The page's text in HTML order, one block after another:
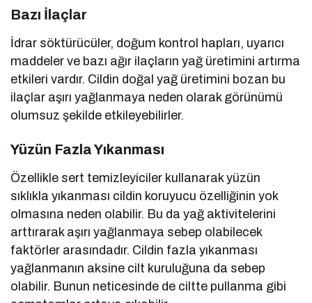
Bazı İlaçlar
İdrar söktürücüler, doğum kontrol hapları, uyarıcı
maddeler ve bazı ağır ilaçların yağ üretimini artırma
etkileri vardır. Cildin doğal yağ üretimini bozan bu
ilaçlar aşırı yağlanmaya neden olarak görünümü
olumsuz şekilde etkileyebilirler.
Yüzün Fazla Yıkanması
Özellikle sert temizleyiciler kullanarak yüzün
sıklıkla yıkanması cildin koruyucu özelliğinin yok
olmasına neden olabilir. Bu da yağ aktivitelerini
arttırarak aşırı yağlanmaya sebep olabilecek
faktörler arasındadır. Cildin fazla yıkanması
yağlanmanın aksine cilt kuruluğuna da sebep
olabilir. Bunun neticesinde de ciltte pullanma gibi